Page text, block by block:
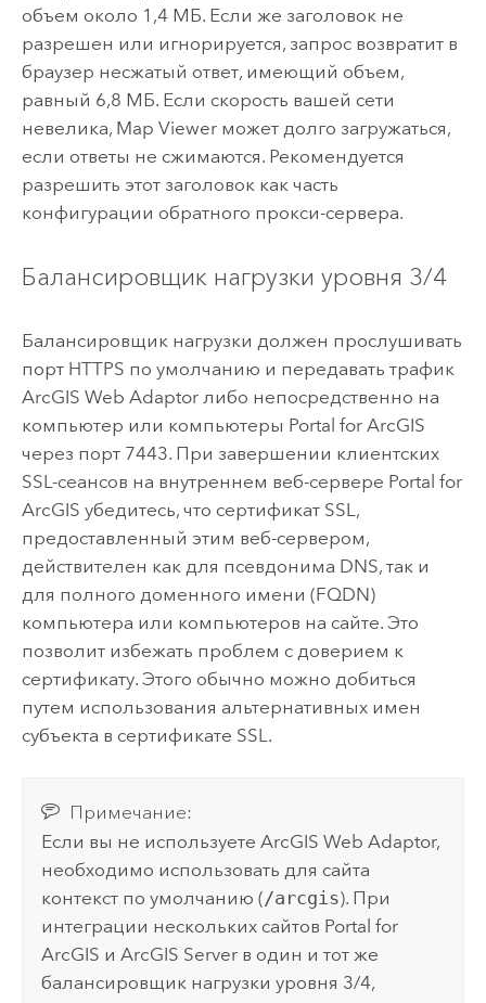
объем около 1,4 МБ. Если же заголовок не
разрешен или игнорируется, запрос возвратит в
браузер несжатый ответ, имеющий объем,
равный 6,8 МБ. Если скорость вашей сети
невелика, Map Viewerможет долго загружаться,
если ответы не сжимаются. Рекомендуется
разрешить этот заголовок как часть
конфигурации обратного прокси-сервера.
Балансировщик нагрузки уровня 3/4
Балансировщик нагрузки должен прослушивать
порт HTTPS по умолчанию и передавать трафик
ArcGIS Web Adaptorлибо непосредственно на
компьютер или компьютеры Portal for ArcGIS
через порт 7443. При завершении клиентских
SSL-сеансов на внутреннем веб-сервере Portal for
ArcGIS убедитесь, что сертификат SSL,
предоставленный этим веб-сервером,
действителен как для псевдонима DNS, так и
для полного доменного имени (FQDN)
компьютера или компьютеров на сайте. Это
позволит избежать проблем с доверием к
сертификату. Этого обычно можно добиться
путем использования альтернативных имен
субъекта в сертификате SSL.
Примечание:
Если вы не используетеArcGIS Web Adaptor,
необходимо использовать для сайта
контекст по умолчанию (/arcgis). При
интеграции нескольких сайтов Portal for
ArcGIS иArcGIS Server в один и тот же
балансировщик нагрузки уровня 3/4,